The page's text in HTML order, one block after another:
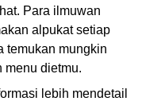
Para ilmuwan
alpukat setiap
temukan mungkin
menu dietmu.
lebih mendetail